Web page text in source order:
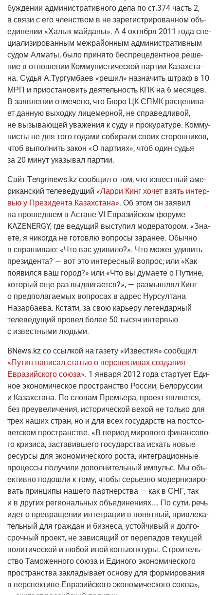
буж­де­нии адми­ни­стра­тив­но­го дела по ст.374 часть 2,
в свя­зи с его член­ством в не заре­ги­стри­ро­ван­ном объ­
еди­не­нии «Халык май­да­ны». А 4 октяб­ря 2011 года спе­
ци­а­ли­зи­ро­ван­ным меж­рай­он­ным адми­ни­стра­тив­ным
судом Алма­ты, было при­ня­то бес­пре­це­дент­ное реше­
ние в отно­ше­нии Ком­му­ни­сти­че­ской пар­тии Казах­ста­
на. Судья А.Тургумбаев «решил» назна­чить штраф в 10
МРП и при­оста­но­вить дея­тель­ность КПК на 6 меся­цев.
В заяв­ле­нии отме­че­но, что Бюро ЦК СПМК рас­це­ни­ва­
ет дан­ную выход­ку лице­мер­ной, не спра­вед­ли­вой,
не вызы­ва­ю­щей ува­же­ния к суду и про­ку­ра­ту­ре. Ком­му­
ни­сты не для того года­ми соби­ра­ли сво­их сто­рон­ни­ков,
чтоб выпол­нить закон «О пар­ти­ях», чтоб один судья
за 20 минут ука­зы­вал партии.
Сайт Тengrinews.kz сооб­щил о том, что извест­ный аме­
ри­кан­ский теле­ве­ду­щий «Лар­ри Кинг хочет взять интер­
вью у Пре­зи­ден­та Казах­ста­на». Об этом он заявил
на про­шед­шем в Астане VI Евразий­ском фору­ме
KAZENERGY, где веду­щий высту­пил моде­ра­то­ром. «Зна­
е­те, я нико­гда не готов­лю вопро­сы зара­нее. Обыч­но
я спра­ши­ваю: «Что вас уди­ви­ло?». Что может уди­вить
пре­зи­ден­та? — вот это инте­рес­ный вопрос; или «Как
появил­ся ваш город?» или «Что вы дума­е­те о Путине,
кото­рый еще раз выдви­га­ет­ся?», — раз­мыш­лял Кинг
о пред­по­ла­га­е­мых вопро­сах в адрес Нур­сул­та­на
Назар­ба­е­ва. Кста­ти, за свою карье­ру леген­дар­ный
теле­ве­ду­щий про­вел более 50 тысяч интер­вью
с извест­ны­ми людьми.
BNews.kz со ссыл­кой на газе­ту «Изве­стия» сооб­щил:
«Путин напи­сал ста­тью о пер­спек­ти­вах созда­ния
Евразий­ско­го сою­за». 1 янва­ря 2012 года стар­ту­ет Еди­
ное эко­но­ми­че­ское про­стран­ство Рос­сии, Бело­рус­сии
и Казах­ста­на. По сло­вам Пре­мье­ра, про­ект явля­ет­ся,
без пре­уве­ли­че­ния, исто­ри­че­ской вехой не толь­ко для
трех наших стран, но и для всех госу­дарств на пост­со­
вет­ском про­стран­стве. «В пери­од миро­во­го финан­со­во­
го кри­зи­са, заста­вив­ше­го госу­дар­ства искать новые
ресур­сы для эко­но­ми­че­ско­го роста, инте­гра­ци­он­ные
про­цес­сы полу­чи­ли допол­ни­тель­ный импульс. Мы объ­
ек­тив­но подо­шли к тому, что­бы серьез­но модер­ни­зи­ро­
вать прин­ци­пы наше­го парт­нер­ства — как в СНГ, так
и в дру­гих реги­о­наль­ных объ­еди­не­ни­ях.… По сути, речь
идет о пре­вра­ще­нии инте­гра­ции в понят­ный, при­вле­ка­
тель­ный для граж­дан и биз­не­са, устой­чи­вый и дол­го­
сроч­ный про­ект, не зави­ся­щий от пере­па­дов теку­щей
поли­ти­че­ской и любой иной конъ­юнк­ту­ры. Стро­и­тель­
ство Тамо­жен­но­го сою­за и Еди­но­го эко­но­ми­че­ско­го
про­стран­ства закла­ды­ва­ет осно­ву для фор­ми­ро­ва­ния
в пер­спек­ти­ве Евразий­ско­го эко­но­ми­че­ско­го сою­за»,